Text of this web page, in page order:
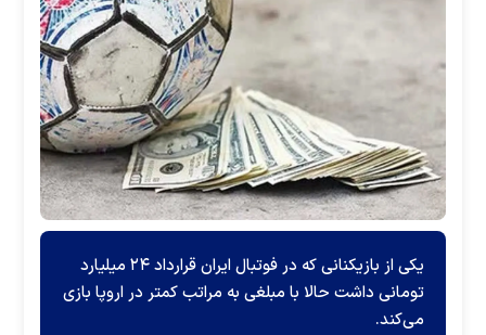
یکی از بازیکنانی که در فوتبال ایران قرارداد ۲۴ میلیارد
تومانی داشت حالا با مبلغی به مراتب کمتر در اروپا بازی
می‌کند.